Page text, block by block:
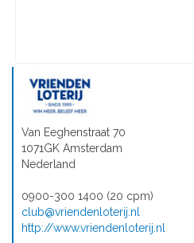
Van Eeghenstraat 70
1071GK Amsterdam
Nederland
0900-300 1400 (20 cpm)
club@vriendenloterij.nl
http://www.vriendenloterij.nl